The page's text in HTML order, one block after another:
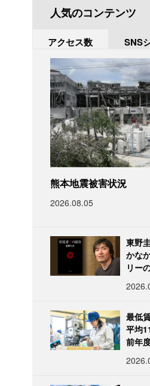
人気のコンテンツ
アクセス数 SNS
熊本地震被害状況
2026.08.05
東野
かな
リー
最低
平均
前年